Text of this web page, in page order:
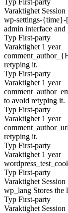
Varaktighet Session
wp-settings-
admin interface
Typ First-party
Varaktighet 1 year
retyping it.
Typ First-party
Varaktighet 1 year
to avoid retyping it.
Typ First-party
Varaktighet 1 year
retyping it.
Typ First-party
Varaktighet 1 year
Typ First-party
Varaktighet Session
wp_lang Stores the
Typ First-party
Varaktighet Session